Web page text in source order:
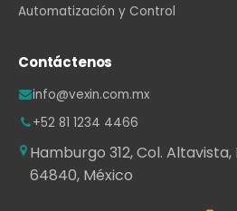
Automatización y Control
Contáctenos
info@vexin.com.mx
+52 81 1234 4466
Hamburgo 312, Col. Altavista,
64840, México